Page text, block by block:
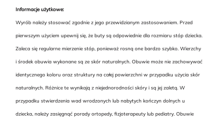
Informacje użytkowe:
Wyrób należy stosować zgodnie z jego przewidzianym zastosowaniem. Przed
pierwszym użyciem upewnij się, że buty są odpowiednie dla rozmiaru stóp dziecka.
Zaleca się regularne mierzenie stóp, ponieważ rosną one bardzo szybko. Wierzchy
i środek obuwia wykonane są ze skór naturalnych. Obuwie może nie zachowywać
identycznego koloru oraz struktury na całej powierzchni w przypadku użycia skór
naturalnych. Różnice te wynikają z niejednorodności skóry i są jej zaletą. W
przypadku stwierdzenia wad wrodzonych lub nabytych kończyn dolnych u
dziecka, należy zasięgnąć porady ortopedy, fizjoterapeuty lub pediatry. Obuwie